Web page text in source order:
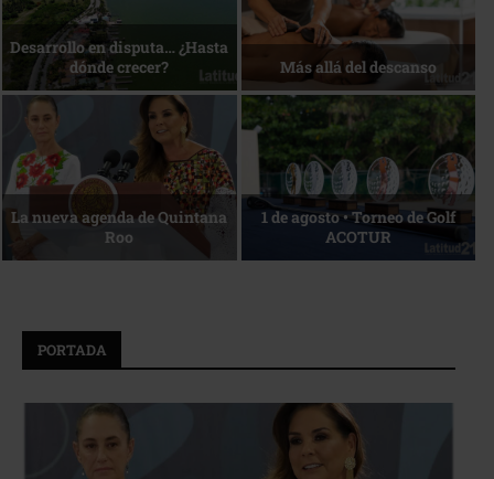
Bottega, un viaje servido a la
mesa
Energía que Impulsa la
competitividad
Reconocimiento de viajeros La esencia del servicio
PORTADA